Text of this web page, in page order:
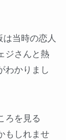
当時の恋人
ジさんと熱
わかりまし
ろを見る
もしれませ